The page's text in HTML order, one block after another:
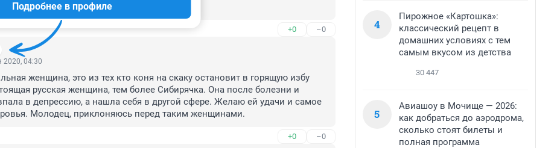
Здоровья и счастья Вам!
+0 –0
Подробнее в профиле
2020, 04:30
женщина, это из тех кто коня на скаку остановит в горящую избу
русская женщина, тем более Сибирячка. Она после болезни и
в депрессию, а нашла себя в другой сфере. Желаю ей удачи и самое
Молодец, приклоняюсь перед таким женщинами.
+0 –0
4
Пирожное «Картошка»:
классический рецепт в
домашних условиях с тем
самым вкусом из детства
30 447
5
Авиашоу в Мочище — 2026:
как добраться до аэродрома,
сколько стоят билеты и
полная программа